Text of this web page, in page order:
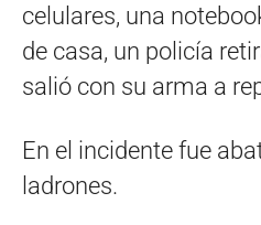
celulares, una
de casa, un policía
salió con su arma a
En el incidente fue
ladrones.